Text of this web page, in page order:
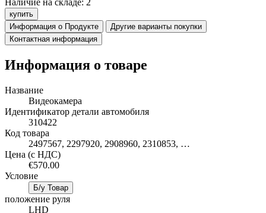
купить
Информация о Продукте
Другие варианты покупки
Контактная информация
Информация о товаре
Название
Видеокамера
Идентификатор детали автомобиля
310422
Код товара
2497567, 2297920, 2908960, 2310853, …
Цена (с НДС)
€570.00
Условие
Б/у Товар
положение руля
LHD